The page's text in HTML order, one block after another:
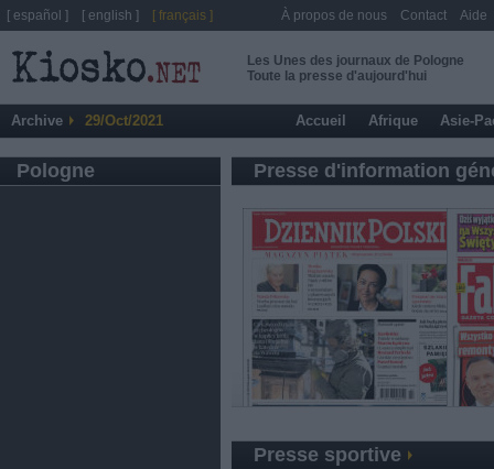
Les Unes des journaux de Pologne
Toute la presse d'aujourd'hui
Archive 29/Oct/2021 Accueil Afrique Asie-
Pologne Presse d'information
Presse sportive
[ español ] [ english ] [ français ] À propos de nous Contact Aide